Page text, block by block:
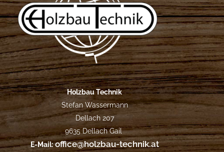
Holzbau Technik
Stefan Wassermann
Dellach 207
9635 Dellach Gail
E-Mail:office@holzbau-technik.at